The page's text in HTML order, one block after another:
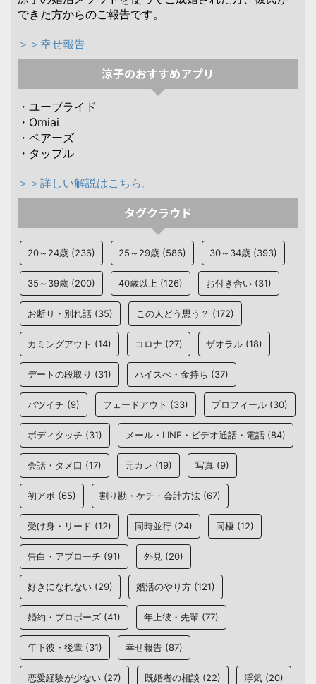
できた方からのご報告です。
＞＞幸せ報告
涼子のおすすめアプリ
・ユーブライド
・Omiai
・ペアーズ
・タップル
＞＞詳しい解説はこちら。
タグクラウド
20～24歳 (236) 25～29歳 (586) 30～34歳 (393)
35～39歳 (200) 40歳以上 (126) お付き合い (31)
お断り・別れ話 (35) この人どう思う？ (172)
カミングアウト (14) コロナ (27) ザオラル (18)
デートの段取り (31) ハイスぺ・金持ち (37)
バツイチ (9) フェードアウト (33) プロフィール (30)
ボディタッチ (31) メール・LINE・ビデオ通話・電話 (84)
会話・タメ口 (17) 元カレ (19) 写真 (9)
初アポ (65) 割り勘・ケチ・会計方法 (67)
受け身・リード (12) 同時並行 (24) 同棲 (12)
告白・アプローチ (91) 外見 (20)
好きになれない (29) 婚活のやり方 (121)
婚約・プロポーズ (41) 年上彼・先輩 (77)
年下彼・後輩 (31) 幸せ報告 (87)
恋愛経験が少ない (27) 既婚者の相談 (22) 浮気 (20)